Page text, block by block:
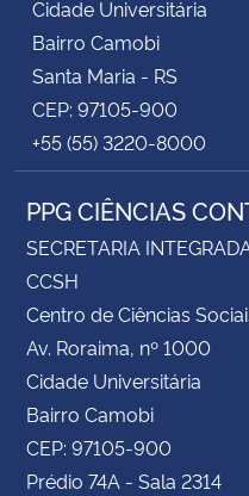
Secretaria-Geral
Secretaria de Governo
Gabinete de Segurança Institucional
Advocacia-Geral da União
Cidade Universitária
Bairro Camobi
Santa Maria - RS
CEP: 97105-900
+55 (55) 3220-8000
PPG CIÊNCIAS
SECRETARIA
CCSH
Centro de Ciências
Av. Roraima, nº 1000
Cidade Universitária
Bairro Camobi
CEP: 97105-900
Prédio 74A - Sala 2314